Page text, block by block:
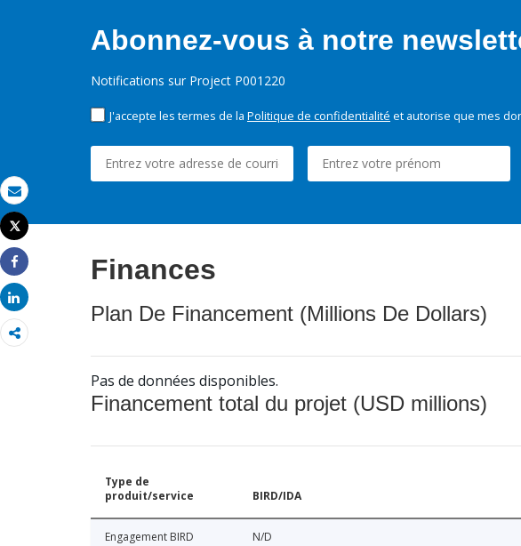
Email
Imprimer
Tweet
Share
Share
Abonnez-vous à notre
Notifications sur Project P001220
J'accepte les termes de la Politique de confidentialité et autorise que mes
Finances
Plan De Financement (Millions De Dollars)
Pas de données disponibles.
Financement total du projet (USD millions)
Type de
produit/service
BIRD/IDA
Engagement BIRD N/D